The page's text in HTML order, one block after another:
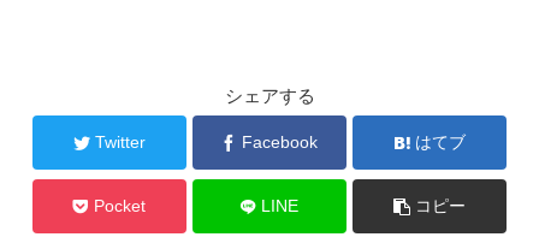
シェアする
Twitter Facebook はてブ
Pocket LINE コピー